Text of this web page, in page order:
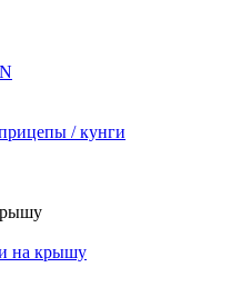
/ кунги
на крышу